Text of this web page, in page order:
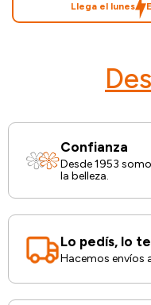
Llega el lunes
Confianza
Desde 1953
la belleza.
Lo pedís, lo
Hacemos envíos